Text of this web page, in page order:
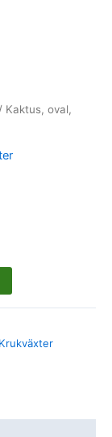
/ Kaktus, oval,
Krukväxter